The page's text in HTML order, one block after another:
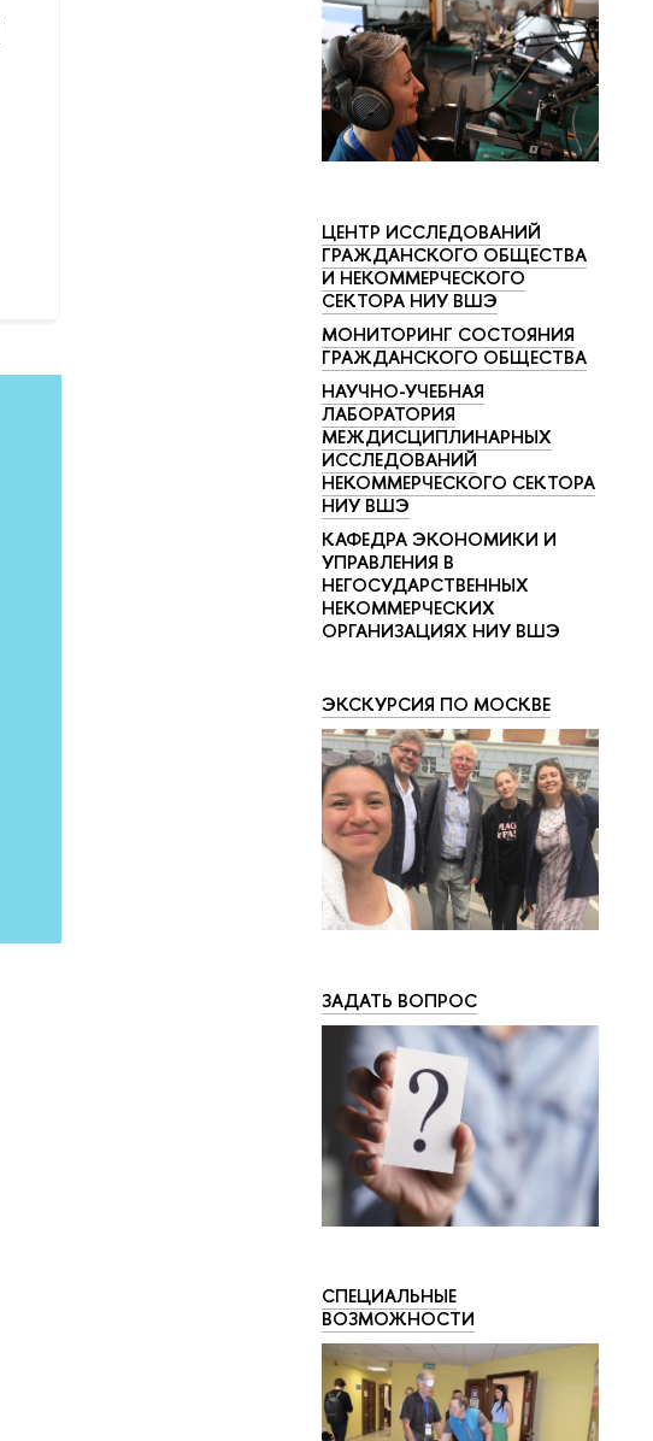
ЦЕНТР ИССЛЕДОВАНИЙ
ГРАЖДАНСКОГО ОБЩЕСТВА
И НЕКОММЕРЧЕСКОГО
СЕКТОРА НИУ ВШЭ
МОНИТОРИНГ СОСТОЯНИЯ
ГРАЖДАНСКОГО ОБЩЕСТВА
НАУЧНО-УЧЕБНАЯ
ЛАБОРАТОРИЯ
МЕЖДИСЦИПЛИНАРНЫХ
ИССЛЕДОВАНИЙ
НЕКОММЕРЧЕСКОГО СЕКТОРА
НИУ ВШЭ
КАФЕДРА ЭКОНОМИКИ И
УПРАВЛЕНИЯ В
НЕГОСУДАРСТВЕННЫХ
НЕКОММЕРЧЕСКИХ
ОРГАНИЗАЦИЯХ НИУ ВШЭ
ЭКСКУРСИЯ ПО МОСКВЕ
ЗАДАТЬ ВОПРОС
СПЕЦИАЛЬНЫЕ
ВОЗМОЖНОСТИ